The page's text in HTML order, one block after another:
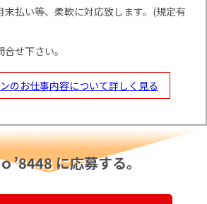
末払い等、柔軟に対応致します。(規定有
せ下さい。
のお仕事内容について詳しく見る
’8448 に応募する。